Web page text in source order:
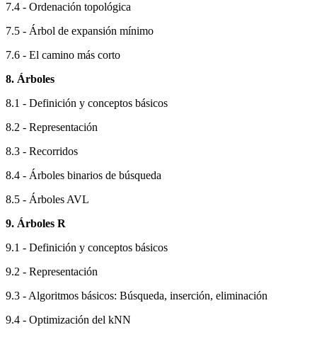
7.4 - Ordenación topológica
7.5 - Árbol de expansión mínimo
7.6 - El camino más corto
8. Árboles
8.1 - Definición y conceptos básicos
8.2 - Representación
8.3 - Recorridos
8.4 - Árboles binarios de búsqueda
8.5 - Árboles AVL
9. Árboles R
9.1 - Definición y conceptos básicos
9.2 - Representación
9.3 - Algoritmos básicos: Búsqueda, inserción, eliminación
9.4 - Optimización del kNN